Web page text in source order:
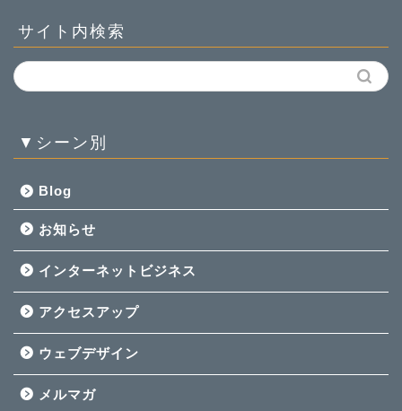
サイト内検索
▼シーン別
Blog
お知らせ
インターネットビジネス
アクセスアップ
ウェブデザイン
メルマガ